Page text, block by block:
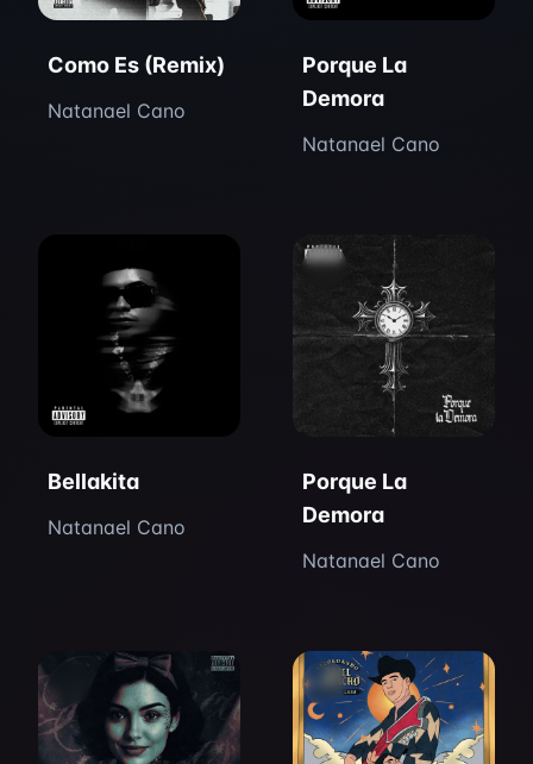
Como Es (Remix)
Natanael Cano
Porque La
Demora
Natanael Cano
Bellakita
Natanael Cano
Porque La
Demora
Natanael Cano